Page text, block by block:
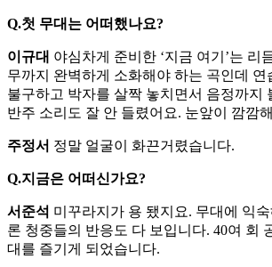
Q.첫 무대는 어떠했나요?
이규대 야심차게 준비한 ‘지금 여기’는 리
무까지 완벽하게 소화해야 하는 곡인데 연
불구하고 박자를 살짝 놓치면서 음정까지
반주 소리도 잘 안 들렸어요. 눈앞이 깜깜
주정서 정말 얼굴이 화끈거렸습니다.
Q.지금은 어떠신가요?
서준석 미꾸라지가 용 됐지요. 무대에 익
론 청중들의 반응도 다 보입니다. 40여 회
대를 즐기게 되었습니다.